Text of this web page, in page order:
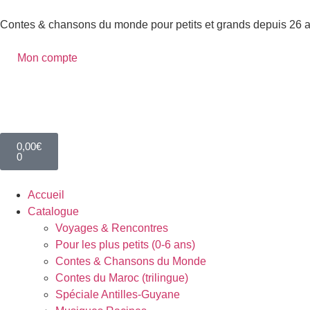
Contes & chansons du monde pour petits et grands depuis 26
Mon compte
0,00€
0
Accueil
Catalogue
Voyages & Rencontres
Pour les plus petits (0-6 ans)
Contes & Chansons du Monde
Contes du Maroc (trilingue)
Spéciale Antilles-Guyane